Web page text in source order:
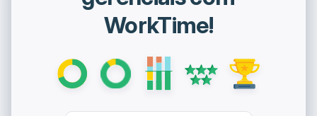
WorkTime!